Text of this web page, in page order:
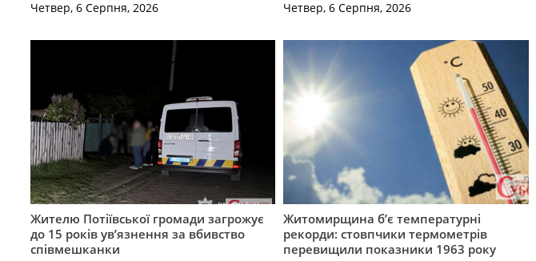
Четвер, 6 Серпня, 2026 Четвер, 6 Серпня, 2026
Жителю Потіївської громади загрожує
до 15 років ув’язнення за вбивство
співмешканки
Житомирщина б’є температурні
рекорди: стовпчики термометрів
перевищили показники 1963 року